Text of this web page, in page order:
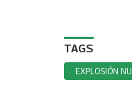
TAGS
EXPLOSIÓN